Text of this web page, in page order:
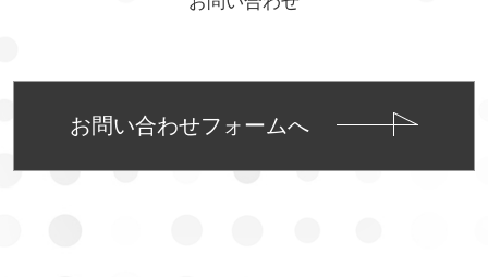
お問い合わせフォームへ